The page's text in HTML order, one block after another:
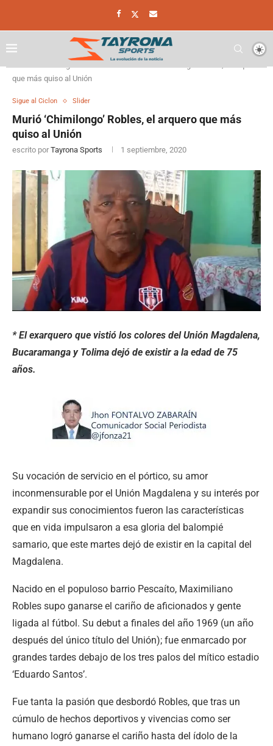
que más quiso al Unión
Sigue al Ciclon Slider
Murió ‘Chimilongo’ Robles, el arquero que más
quiso al Unión
escrito por Tayrona Sports 1 septiembre, 2020
* El exarquero que vistió los colores del Unión Magdalena,
Bucaramanga y Tolima dejó de existir a la edad de 75
años.
Su vocación de servicio en el pórtico, su amor
inconmensurable por el Unión Magdalena y su interés por
expandir sus conocimientos fueron las características
que en vida impulsaron a esa gloria del balompié
samario, que este martes dejó de existir en la capital del
Magdalena.
Nacido en el populoso barrio Pescaíto, Maximiliano
Robles supo ganarse el cariño de aficionados y gente
ligada al fútbol. Su debut a finales del año 1969 (un año
después del único título del Unión); fue enmarcado por
grandes tardes debajo de los tres palos del mítico estadio
‘Eduardo Santos’.
Fue tanta la pasión que desbordó Robles, que tras un
cúmulo de hechos deportivos y vivencias como ser
humano logró ganarse el cariño hasta del ídolo de la